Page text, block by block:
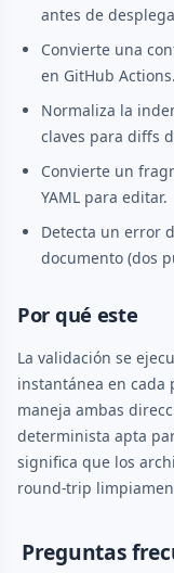
antes de
Convierte una
en GitHub Actions.
Normaliza la
claves para diffs
Convierte un
YAML para editar.
Detecta un error
documento (dos
Por qué este
La validación se
instantánea en cada
maneja ambas
determinista apta
significa que los
round-trip
Preguntas